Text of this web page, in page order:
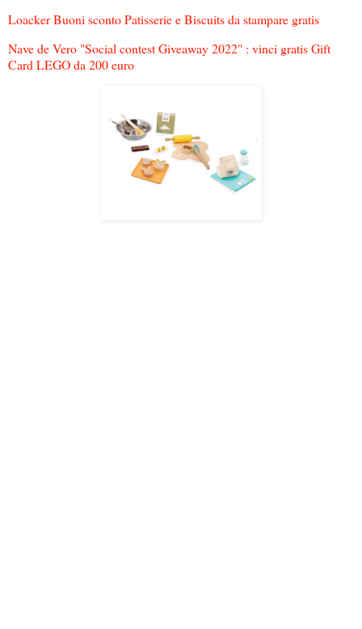
Loacker Buoni sconto Patisserie e Biscuits da stampare gratis
Nave de Vero "Social contest Giveaway 2022" : vinci gratis Gift
Card LEGO da 200 euro